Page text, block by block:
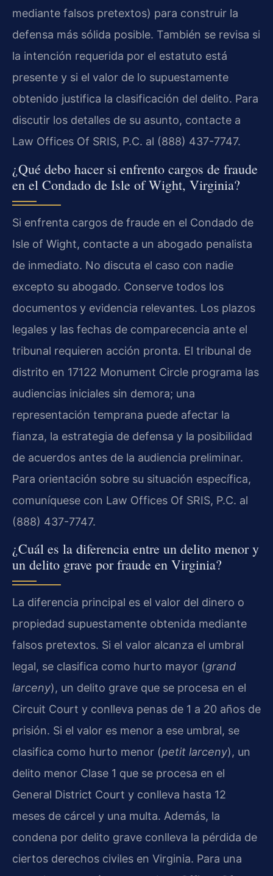
mediante falsos pretextos) para construir la
defensa más sólida posible. También se revisa si
la intención requerida por el estatuto está
presente y si el valor de lo supuestamente
obtenido justifica la clasificación del delito. Para
discutir los detalles de su asunto, contacte a
Law Offices Of SRIS, P.C. al (888) 437-7747.
¿Qué debo hacer si enfrento cargos de fraude
en el Condado de Isle of Wight, Virginia?
Si enfrenta cargos de fraude en el Condado de
Isle of Wight, contacte a un abogado penalista
de inmediato. No discuta el caso con nadie
excepto su abogado. Conserve todos los
documentos y evidencia relevantes. Los plazos
legales y las fechas de comparecencia ante el
tribunal requieren acción pronta. El tribunal de
distrito en 17122 Monument Circle programa las
audiencias iniciales sin demora; una
representación temprana puede afectar la
fianza, la estrategia de defensa y la posibilidad
de acuerdos antes de la audiencia preliminar.
Para orientación sobre su situación específica,
comuníquese con Law Offices Of SRIS, P.C. al
(888) 437-7747.
¿Cuál es la diferencia entre un delito menor y
un delito grave por fraude en Virginia?
La diferencia principal es el valor del dinero o
propiedad supuestamente obtenida mediante
falsos pretextos. Si el valor alcanza el umbral
legal, se clasifica como hurto mayor (grand
larceny), un delito grave que se procesa en el
Circuit Court y conlleva penas de 1 a 20 años de
prisión. Si el valor es menor a ese umbral, se
clasifica como hurto menor (petit larceny), un
delito menor Clase 1 que se procesa en el
General District Court y conlleva hasta 12
meses de cárcel y una multa. Además, la
condena por delito grave conlleva la pérdida de
ciertos derechos civiles en Virginia. Para una